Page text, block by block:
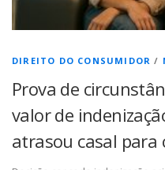
DIREITO DO CONSUMIDOR /
Prova de
valor de
atrasou casal para